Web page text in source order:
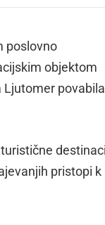
poslovno
objektom
Ljutomer povabila
pristopi k